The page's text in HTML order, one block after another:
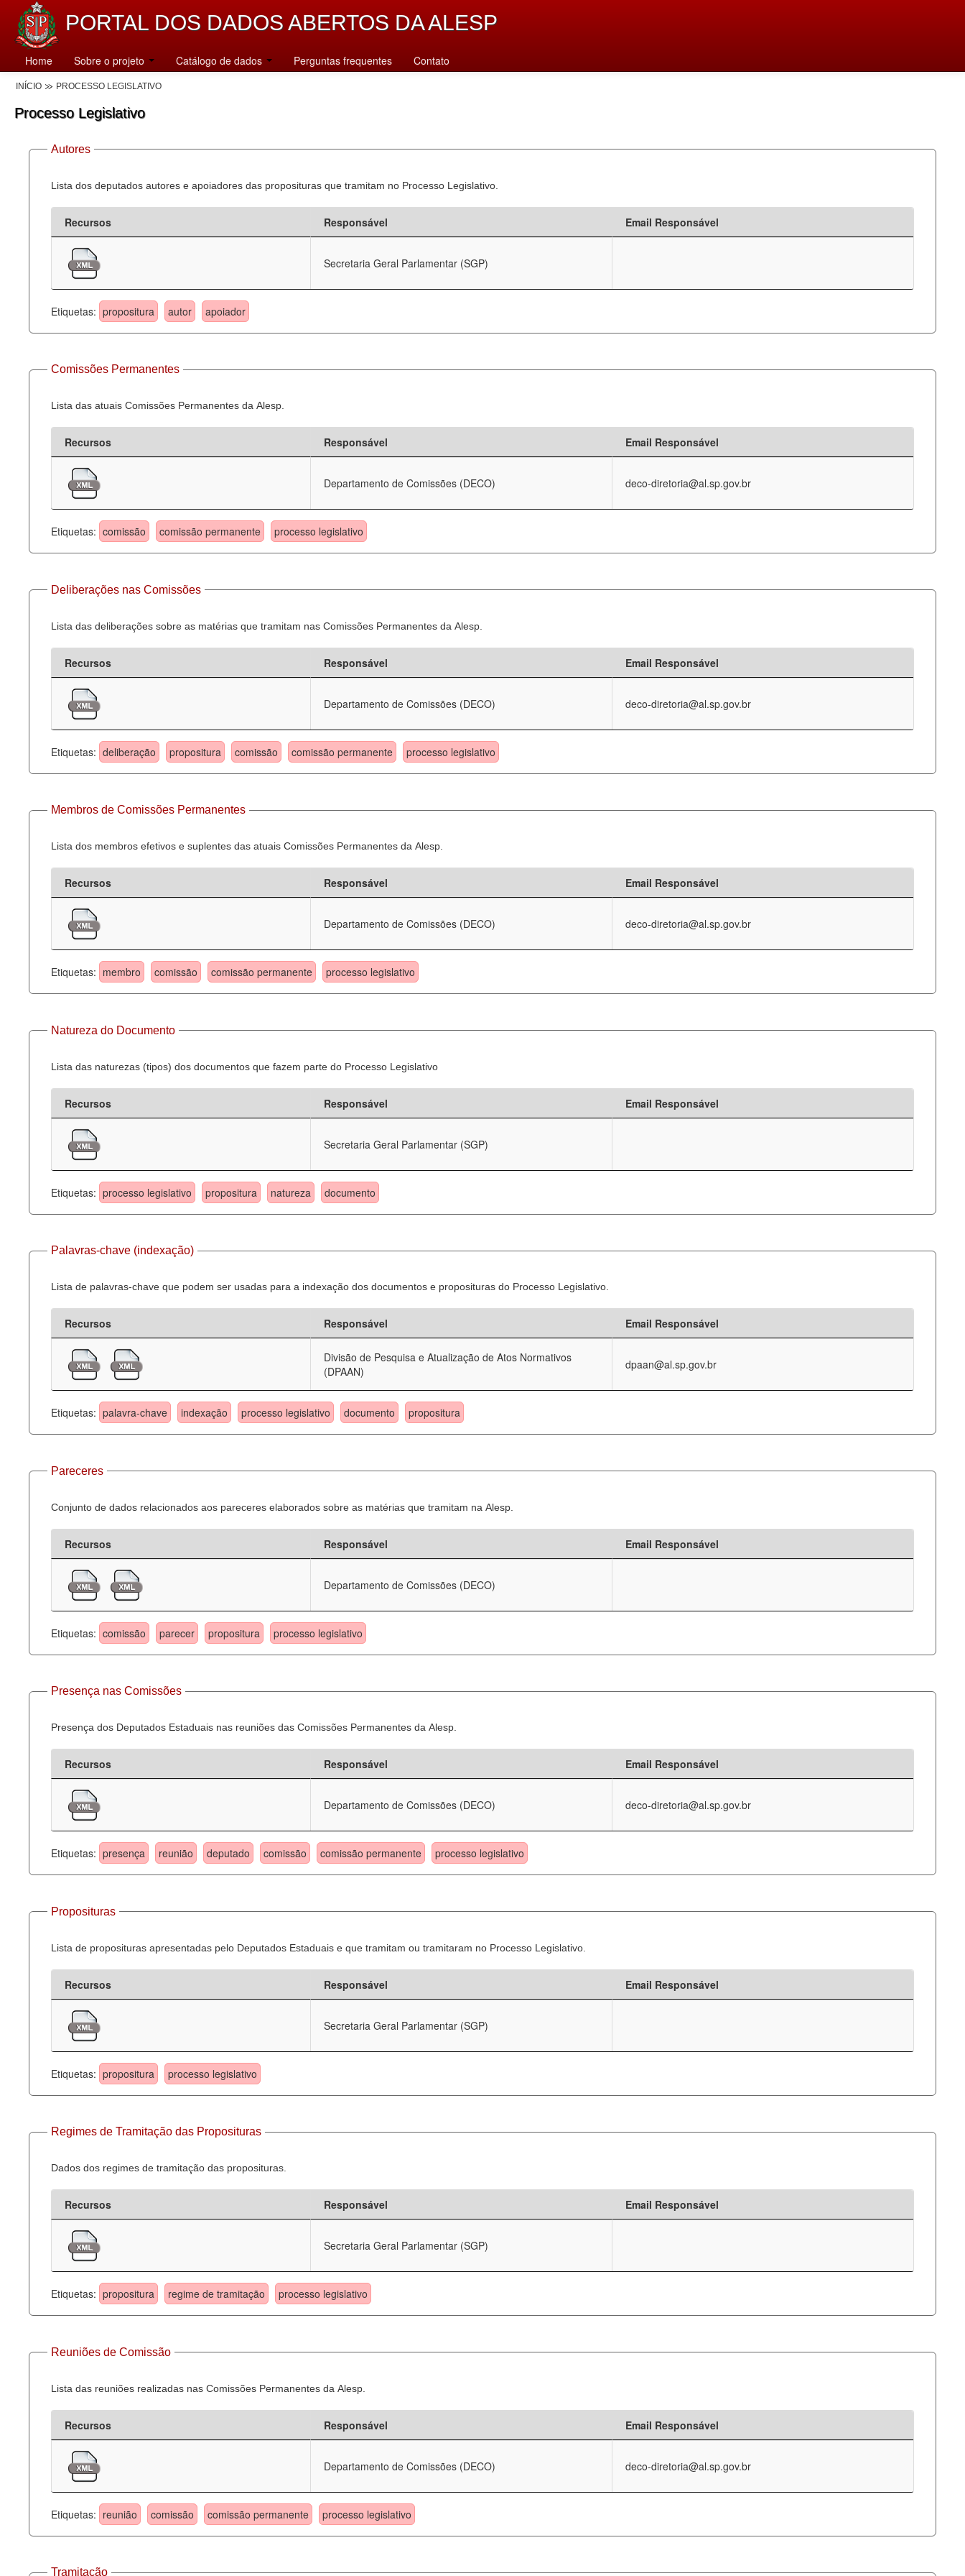
PORTAL DOS DADOS ABERTOS DA ALESP
Home Sobre o projeto Catálogo de dados Perguntas frequentes Contato
INÍCIO PROCESSO LEGISLATIVO
Processo Legislativo
Autores
Lista dos deputados autores e apoiadores das proposituras que tramitam no Processo Legislativo.
Recursos Responsável Email Responsável
Secretaria Geral Parlamentar (SGP)
Etiquetas: propositura autor apoiador
Comissões Permanentes
Lista das atuais Comissões Permanentes da Alesp.
Recursos Responsável Email Responsável
Departamento de Comissões (DECO) deco-diretoria@al.sp.gov.br
Etiquetas: comissão comissão permanente processo legislativo
Deliberações nas Comissões
Lista das deliberações sobre as matérias que tramitam nas Comissões Permanentes da Alesp.
Recursos Responsável Email Responsável
Departamento de Comissões (DECO) deco-diretoria@al.sp.gov.br
Etiquetas: deliberação propositura comissão comissão permanente processo legislativo
Membros de Comissões Permanentes
Lista dos membros efetivos e suplentes das atuais Comissões Permanentes da Alesp.
Recursos Responsável Email Responsável
Departamento de Comissões (DECO) deco-diretoria@al.sp.gov.br
Etiquetas: membro comissão comissão permanente processo legislativo
Natureza do Documento
Lista das naturezas (tipos) dos documentos que fazem parte do Processo Legislativo
Recursos Responsável Email Responsável
Secretaria Geral Parlamentar (SGP)
Etiquetas: processo legislativo propositura natureza documento
Palavras-chave (indexação)
Lista de palavras-chave que podem ser usadas para a indexação dos documentos e proposituras do Processo Legislativo.
Recursos Responsável Email Responsável
Divisão de Pesquisa e Atualização de Atos Normativos
(DPAAN)
dpaan@al.sp.gov.br
Etiquetas: palavra-chave indexação processo legislativo documento propositura
Pareceres
Conjunto de dados relacionados aos pareceres elaborados sobre as matérias que tramitam na Alesp.
Recursos Responsável Email Responsável
Departamento de Comissões (DECO)
Etiquetas: comissão parecer propositura processo legislativo
Presença nas Comissões
Presença dos Deputados Estaduais nas reuniões das Comissões Permanentes da Alesp.
Recursos Responsável Email Responsável
Departamento de Comissões (DECO) deco-diretoria@al.sp.gov.br
Etiquetas: presença reunião deputado comissão comissão permanente processo legislativo
Proposituras
Lista de proposituras apresentadas pelo Deputados Estaduais e que tramitam ou tramitaram no Processo Legislativo.
Recursos Responsável Email Responsável
Secretaria Geral Parlamentar (SGP)
Etiquetas: propositura processo legislativo
Regimes de Tramitação das Proposituras
Dados dos regimes de tramitação das proposituras.
Recursos Responsável Email Responsável
Secretaria Geral Parlamentar (SGP)
Etiquetas: propositura regime de tramitação processo legislativo
Reuniões de Comissão
Lista das reuniões realizadas nas Comissões Permanentes da Alesp.
Recursos Responsável Email Responsável
Departamento de Comissões (DECO) deco-diretoria@al.sp.gov.br
Etiquetas: reunião comissão comissão permanente processo legislativo
Tramitação